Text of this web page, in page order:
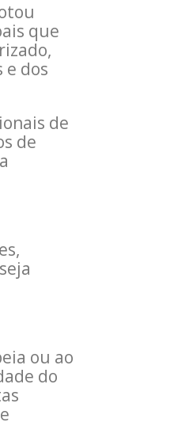
que
dos
de
de
ou ao
do